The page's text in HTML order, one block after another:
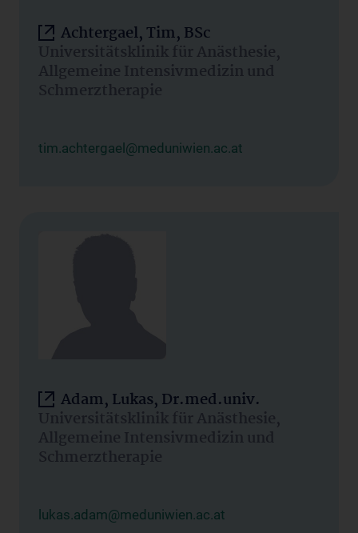
Achtergael, Tim, BSc
Universitätsklinik für Anästhesie,
Allgemeine Intensivmedizin und
Schmerztherapie
tim.achtergael@meduniwien.ac.at
Adam, Lukas, Dr.med.univ.
Universitätsklinik für Anästhesie,
Allgemeine Intensivmedizin und
Schmerztherapie
lukas.adam@meduniwien.ac.at